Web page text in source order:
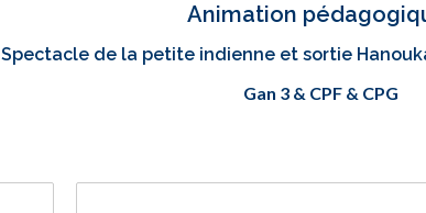
Animation
Spectacle de la petite indienne et sortie
Gan 3 & CPF & CPG